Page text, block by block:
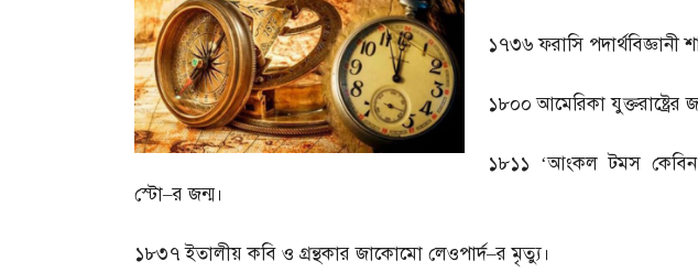
১৭৩৬ ফরাসি পদার্থবিজ্ঞানী
১৮০০ আমেরিকা
১৮১১ ‘আংকল টমস
স্টো–র জন্ম।
১৮৩৭ ইতালীয় কবি ও গ্রন্থকার জাকোমো লেওপার্দ–র মৃত্যু।